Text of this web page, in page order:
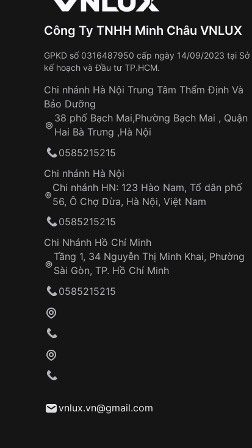
Công Ty TNHH Minh Châu VNLUX
GPKD số 0316487950 cấp ngày 14/09/2023 tại Sở
kế hoạch và Đầu tư TP.HCM.
Chi nhánh Hà Nội Trung Tâm Thẩm Định Và
Bảo Dưỡng
38 phố Bạch Mai,Phường Bạch Mai , Quận
Hai Bà Trưng ,Hà Nội
0585215215
Chi nhánh Hà Nội
Chi nhánh HN: 123 Hào Nam, Tổ dân phố
56, Ô Chợ Dừa, Hà Nội, Việt Nam
0585215215
Chi Nhánh Hồ Chí Minh
Tầng 1, 34 Nguyễn Thị Minh Khai, Phường
Sài Gòn, TP. Hồ Chí Minh
0585215215
vnlux.vn@gmail.com